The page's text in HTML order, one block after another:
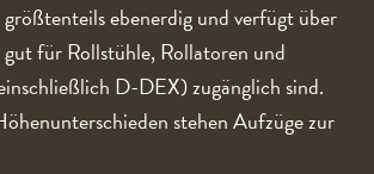
ebenerdig und verfügt über
gut für Rollstühle, Rollatoren und
D-DEX) zugänglich sind.
stehen Aufzüge zur